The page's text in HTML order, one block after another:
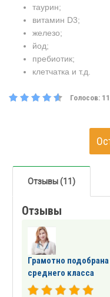
таурин;
витамин D3;
железо;
йод;
пребиотик;
клетчатка и т.д.
Голосов: 11
Отзывы (11)
Отзывы
Грамотно
среднего класса